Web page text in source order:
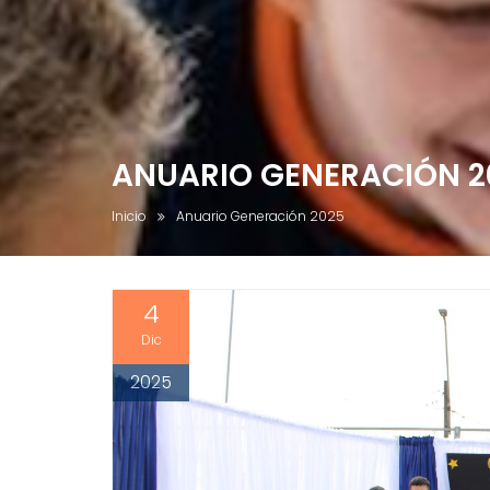
ANUARIO GENERACIÓN
Inicio Anuario Generación 2025
4
Dic
2025